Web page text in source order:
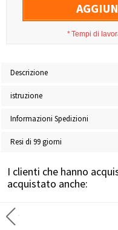
*Tempi di
Descrizione
istruzione
Informazioni Spedizioni
Resi di 99 giorni
I clienti che hanno
acquistato anche: